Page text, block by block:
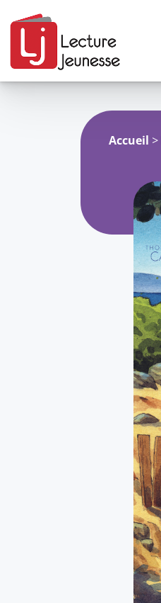
Aller
Accueil >